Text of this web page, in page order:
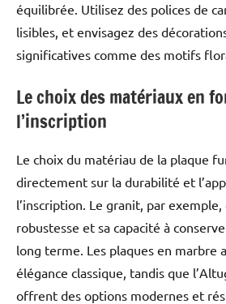
équilibrée. Utilisez des polices de
lisibles, et envisagez des
significatives comme des motifs
Le choix des matériaux en
l’inscription
Le choix du matériau de la plaque
directement sur la durabilité et
l’inscription. Le granit, par
robustesse et sa capacité à
long terme. Les plaques en marbre
élégance classique, tandis que
offrent des options modernes et